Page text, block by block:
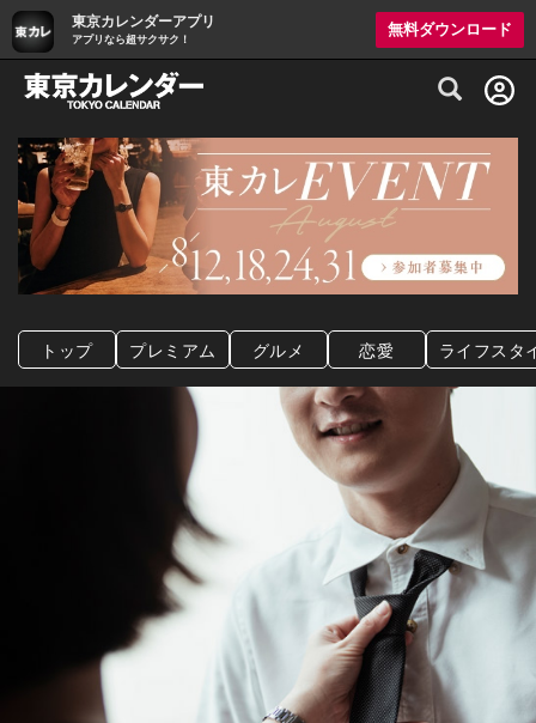
東京カレンダーアプリ
アプリなら超サクサク！
無料ダウンロード
グルメ情報・プレミアムレストラン予約
トップ プレミアム グルメ 恋愛 ライフスタ